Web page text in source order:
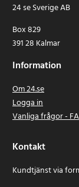
24 se Sverige AB
Box 829
391 28 Kalmar
Information
Om 24.se
Logga in
Vanliga frågor -
Kontakt
Kundtjänst via